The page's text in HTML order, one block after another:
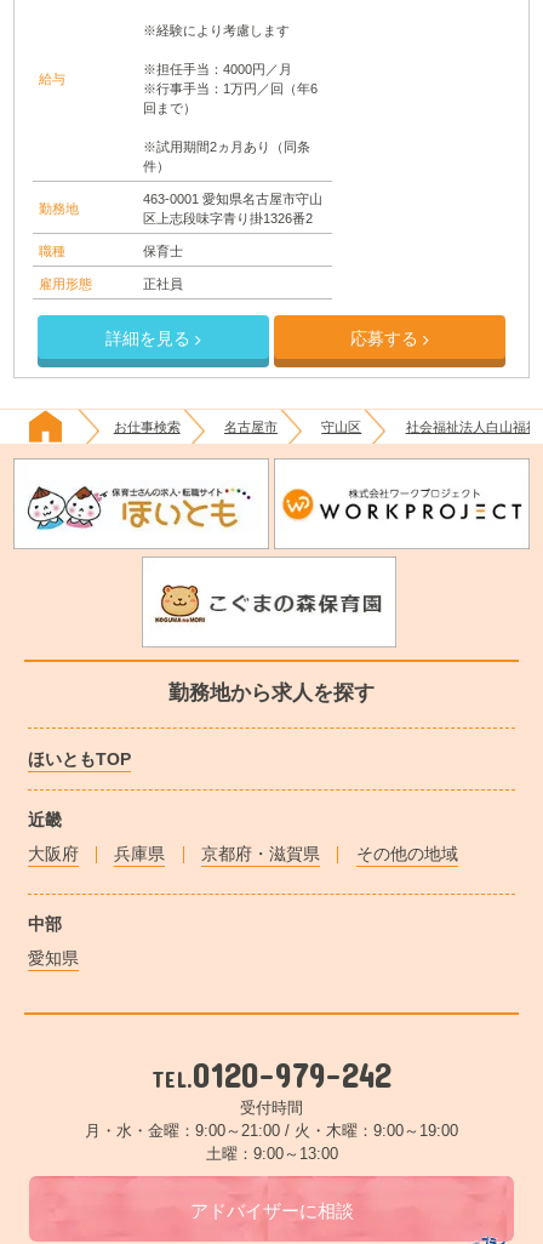
給与
※経験により考慮します
※担任手当：4000円／月
※行事手当：1万円／回（年6
回まで）
※試用期間2ヵ月あり（同条
件）
勤務地
463-0001 愛知県名古屋市守山
区上志段味字青り掛1326番2
職種 保育士
雇用形態 正社員
詳細を見る 応募する
お仕事検索 名古屋市 守山区 社会福祉法人白山福
勤務地から求人を探す
ほいともTOP
近畿
大阪府
兵庫県 京都府・滋賀県 その他の地域
中部
愛知県
TEL.0120-979-242
受付時間
月・水・金曜：9:00～21:00 / 火・木曜：9:00～19:00
土曜：9:00～13:00
アドバイザーに相談